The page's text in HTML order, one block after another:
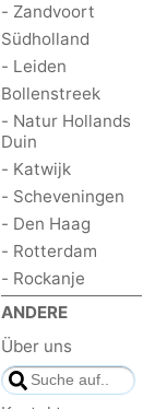
- Zandvoort
Südholland
- Leiden
Bollenstreek
- Natur Hollands
Duin
- Katwijk
- Scheveningen
- Den Haag
- Rotterdam
- Rockanje
ANDERE
Über uns